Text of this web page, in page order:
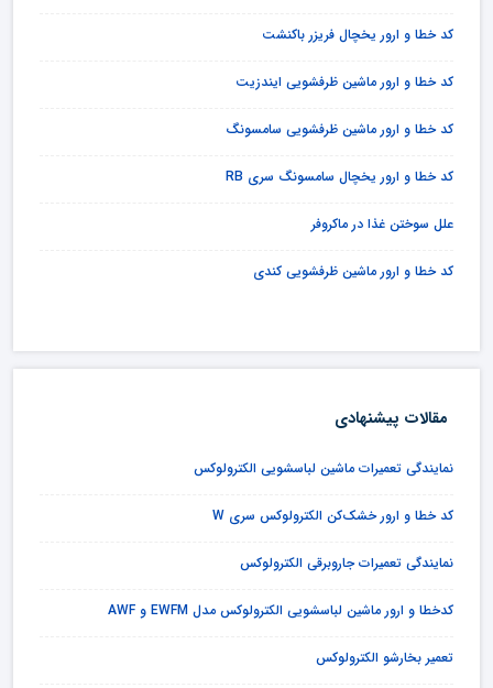
کد خطا و ارور یخچال فریزر باکنشت
کد خطا و ارور ماشین ظرفشویی ایندزیت
کد خطا و ارور ماشین ظرفشویی سامسونگ
کد خطا و ارور یخچال سامسونگ سری RB
علل سوختن غذا در ماکروفر
کد خطا و ارور ماشین ظرفشویی کندی
مقالات پیشنهادی
نمایندگی تعمیرات ماشین لباسشویی الکترولوکس
کد خطا و ارور خشک‌کن الکترولوکس سری W
نمایندگی تعمیرات جاروبرقی الکترولوکس
کدخطا و ارور ماشین لباسشویی الکترولوکس مدل EWFM و AWF
تعمیر بخارشو الکترولوکس